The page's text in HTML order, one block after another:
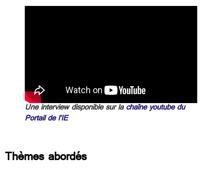
Une interview disponible sur lachaîne youtube du
Portail de l’IE
Thèmes abordés